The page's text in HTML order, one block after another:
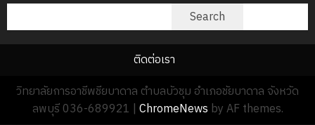
Search
ติดต่อเรา
วิทยาลัยการอาชีพชียบาดาล ตำบลบัวชุม อำเภอชัยบาดาล จังหวัด
ลพบุรี 036-689921 | ChromeNews by AF themes.